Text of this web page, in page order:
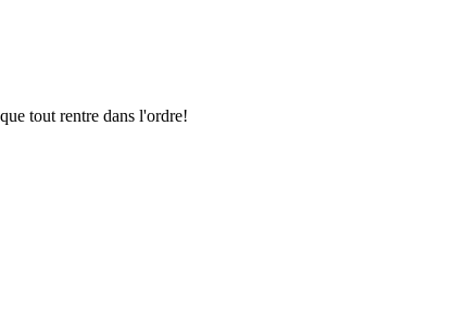
tout rentre dans l'ordre!